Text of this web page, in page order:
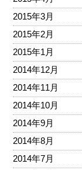
2015年3月
2015年2月
2015年1月
2014年12月
2014年11月
2014年10月
2014年9月
2014年8月
2014年7月